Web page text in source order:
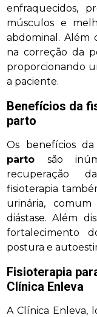
enfraquecidos,
músculos e
abdominal. Além
na correção da
proporcionando
a paciente.
Benefícios da
parto
Os benefícios da
parto são
recuperação
fisioterapia
urinária,
diástase. Além
fortalecimento
postura e
Fisioterapia
Clínica Enleva
A Clínica Enleva,